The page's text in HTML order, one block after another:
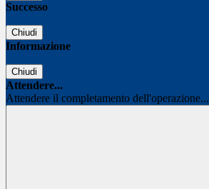
Successo
Chiudi
Informazione
Chiudi
Attendere...
Attendere il completamento dell'operazione...